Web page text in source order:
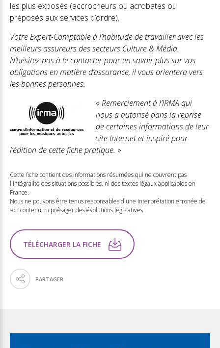
les plus exposés (accrocheurs ou acrobates ou
préposés aux services d’ordre).
Votre Expert-Comptable à l’habitude de travailler avec les
meilleurs assureurs des secteurs Culture & Média.
N’hésitez pas à le contacter pour en savoir plus sur vos
obligations en matière d’assurance, il vous orientera vers
les bonnes personnes.
« Remerciement à l’IRMA qui
nous a autorisé dans la reprise
de certaines informations de leur
site Internet et inspiré pour
l’édition de cette fiche pratique. »
Cette fiche contient des informations résumées qui ne couvrent pas
l'intégralité des situations possibles, ni des textes légaux applicables en
France.
Nous ne pouvons être tenus responsables d'une interprétation erronée de
son contenu, ni présager des évolutions législatives.
PARTAGER
TÉLÉCHARGER LA FICHE